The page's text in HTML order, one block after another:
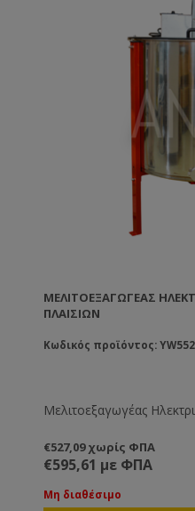
ΜΕΛΙΤΟΕΞΑΓΩΓΈΑΣ
ΠΛΑΙΣΊΩΝ
Κωδικός προϊόντος:
Μελιτοεξαγωγέας
€527,09 χωρίς ΦΠΑ
€595,61 με ΦΠΑ
Μη διαθέσιμο